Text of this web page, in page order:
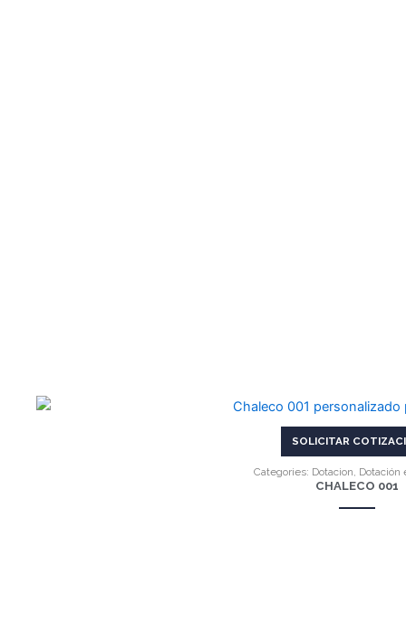
VER MÁS
SOLICITAR
Categories: Dotacion, Dotación
CHALECO 001